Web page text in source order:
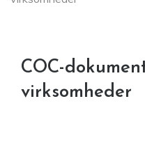
COC-
virksomheder